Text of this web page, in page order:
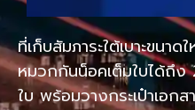
ที่เก็บสัมภาระใต้เบาะขนา
หมวกกันน็อคเต็มใบได้ถึง
ใบ พร้อมวางกระเป๋าเอก